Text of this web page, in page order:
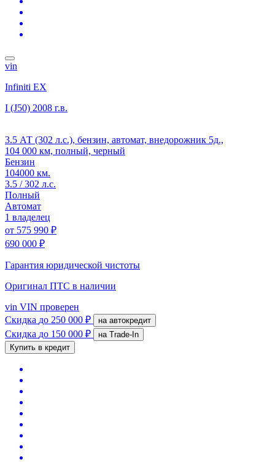
vin
Infiniti EX
I (J50) 2008 г.в.
3.5 АТ (302 л.с.), бензин, автомат, внедорожник 5д.,
104 000 км, полный, черный
Бензин
104000 км.
3.5 / 302 л.с.
Полный
Автомат
1 владелец
от 575 990 ₽
690 000 ₽
Гарантия юридической чистоты
Оригинал ПТС в наличии
vin VIN проверен
Скидка до 250 000 ₽ на автокредит
Скидка до 150 000 ₽
на Trade-In
Купить в кредит